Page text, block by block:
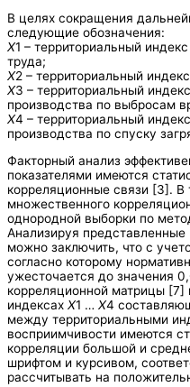
В целях сокращения
следующие обозначения:
Х1 – территориальный
труда;
Х2 – территориальный
Х3 – территориальный
производства по выбросам
Х4 – территориальный
производства по спуску
Факторный анализ
показателями имеются
корреляционные связи [3]. В
множественного
однородной выборки по
Анализируя представленные
можно заключить, что с
согласно которому
ужесточается до значения
корреляционной матрицы [7]
индексах Х1 … Х4
между территориальными
восприимчивости имеются
корреляции большой и
шрифтом и курсивом,
рассчитывать на